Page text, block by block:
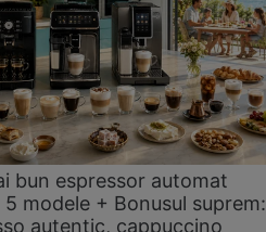
bun espressor automat
5 modele + Bonusul suprem:
autentic, cappuccino